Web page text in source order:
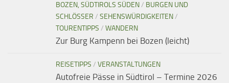
BOZEN, SÜDTIROLS SÜDEN/ BURGEN UND
SCHLÖSSER / SEHENSWÜRDIGKEITEN/
TOURENTIPPS / WANDERN
Zur Burg Kampenn bei Bozen (leicht)
REISETIPPS / VERANSTALTUNGEN
Autofreie Pässe in Südtirol – Termine 2026